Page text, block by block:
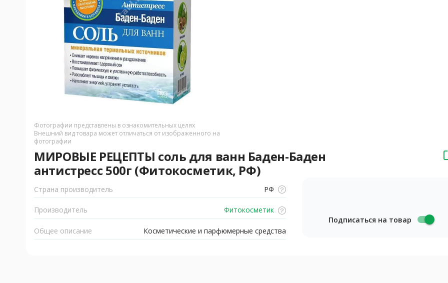
Фотографии представлены в ознакомительных целях
Внешний вид товара может отличаться от изображенного на
фотографии
МИРОВЫЕ РЕЦЕПТЫ соль для ванн Баден-Баден
антистресс 500г (Фитокосметик, РФ)
Страна производитель РФ
Производитель Фитокосметик
Общее описание Косметические и парфюмерные средства
Подписаться на товар